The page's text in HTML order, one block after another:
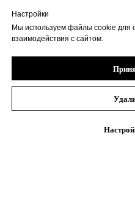
Настройки
Мы используем файлы cookie для
взаимодействия с сайтом.